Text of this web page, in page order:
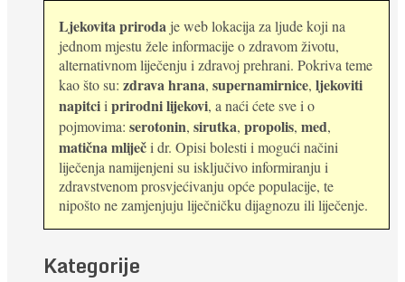
Ljekovita priroda je web lokacija za ljude koji na
jednom mjestu žele informacije o zdravom životu,
alternativnom liječenju i zdravoj prehrani. Pokriva teme
kao što su: zdrava hrana, supernamirnice, ljekoviti
napitcii prirodni lijekovi, a naći ćete sve i o
pojmovima: serotonin, sirutka, propolis, med,
matična mliječi dr. Opisi bolesti i mogući načini
liječenja namijenjeni su isključivo informiranju i
zdravstvenom prosvjećivanju opće populacije, te
nipošto ne zamjenjuju liječničku dijagnozu ili liječenje.
Kategorije